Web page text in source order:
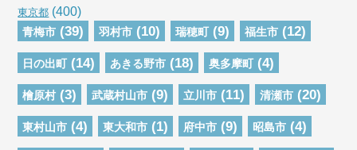
東京都 (400)
青梅市 (39) 羽村市 (10) 瑞穂町 (9) 福生市 (12)
日の出町 (14) あきる野市 (18) 奥多摩町 (4)
檜原村 (3) 武蔵村山市 (9) 立川市 (11) 清瀬市 (20)
東村山市 (4) 東大和市 (1) 府中市 (9) 昭島市 (4)